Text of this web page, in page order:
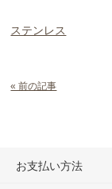
ステンレス
« 前の記事
お支払い方法